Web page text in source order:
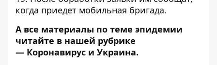
когда приедет мобильная бригада.
А все материалы по теме эпидемии
читайте в нашей рубрике
— Коронавирус и Украина.